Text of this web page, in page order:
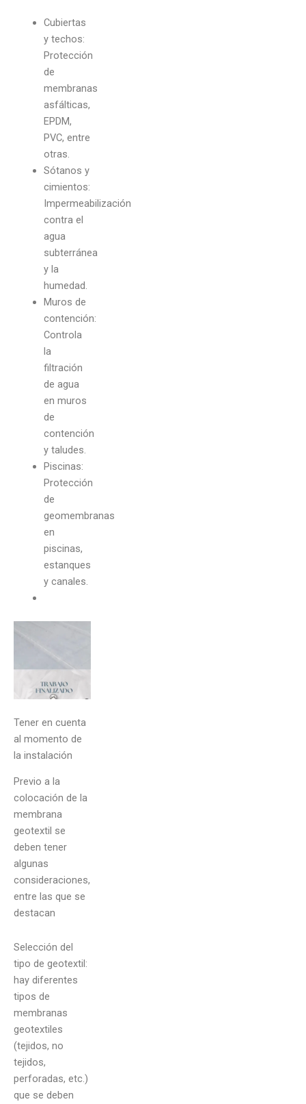
Cubiertas
y techos:
Protección
de
membranas
asfálticas,
EPDM,
PVC, entre
otras.
Sótanos y
cimientos:
Impermeabilización
contra el
agua
subterránea
y la
humedad.
Muros de
contención:
Controla
la
filtración
de agua
en muros
de
contención
y taludes.
Piscinas:
Protección
de
geomembranas
en
piscinas,
estanques
y canales.
Tener en cuenta
al momento de
la instalación
Previo a la
colocación de la
membrana
geotextil se
deben tener
algunas
consideraciones,
entre las que se
destacan
Selección del
tipo de geotextil:
hay diferentes
tipos de
membranas
geotextiles
(tejidos, no
tejidos,
perforadas, etc.)
que se deben